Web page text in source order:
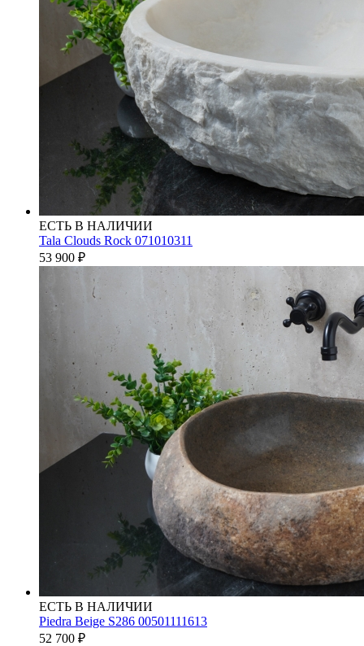
ЕСТЬ В НАЛИЧИИ
Tala Clouds Rock 071010311
53 900 ₽
ЕСТЬ В НАЛИЧИИ
Piedra Beige S286 00501111613
52 700 ₽